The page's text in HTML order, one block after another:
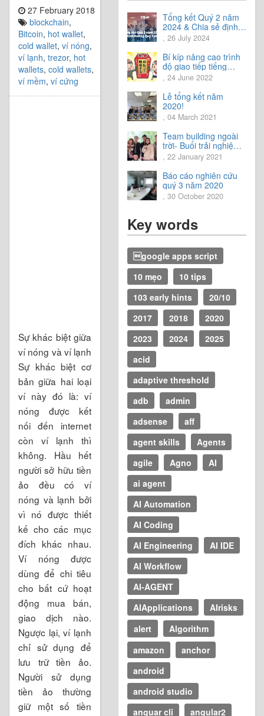
27 February 2018
blockchain,
Bitcoin, hot wallet,
cold wallet, ví nóng,
ví lạnh, trezor, hot
wallets, cold wallets,
ví mềm, ví cứng
Sự khác biệt giữa
ví nóng và ví lạnh
Sự khác biệt cơ
bản giữa hai loại
ví này đó là: ví
nóng được kết
nối đến internet
còn ví lạnh thì
không. Hầu hết
người sở hữu tiền
ảo đều có ví
nóng và lạnh bởi
vì nó được thiết
kế cho các mục
đích khác nhau.
Ví nóng được
dùng để chi tiêu
cho bất cứ hoạt
động mua bán,
giao dịch nào.
Ngược lại, ví lạnh
chỉ sử dụng để
lưu trữ tiền ảo.
Người sử dụng
tiền ảo thường
giữ một số tiền
Tổng kết Quý 2 năm
2024 & Chia sẻ định
hướng Quý 3 năm
2024
, 26 July 2024
Bí kíp nâng cao trình
độ giao tiếp tiếng
Nhật.
, 24 June 2022
Lễ tổng kết năm
2020!
, 04 March 2021
Team building ngoài
trời- Buổi trải nghiệm
tuyệt vời.
, 22 January 2021
Báo cáo nghiên cứu
quý 3 năm 2020
, 30 October 2020
Key words
google apps script
10 mẹo
10 tips
103 early hints
20/10
2017
2018
2020
2023
2024
2025
acid
adaptive threshold
adb
admin
adsense
aff
agent skills
Agents
agile
Agno
AI
ai agent
AI Automation
AI Coding
AI Engineering
AI IDE
AI Workflow
AI-AGENT
AIApplications
AIrisks
alert
Algorithm
amazon
anchor
android
android studio
anguar cli
angular2